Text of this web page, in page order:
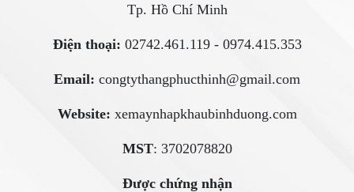
Tp. Hồ Chí Minh
Điện thoại: 02742.461.119 - 0974.415.353
Email: congtythangphucthinh@gmail.com
Website: xemaynhapkhaubinhduong.com
MST: 3702078820
Được chứng nhận